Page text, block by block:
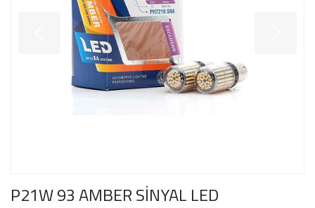
P21W 93 AMBER SİNYAL LED